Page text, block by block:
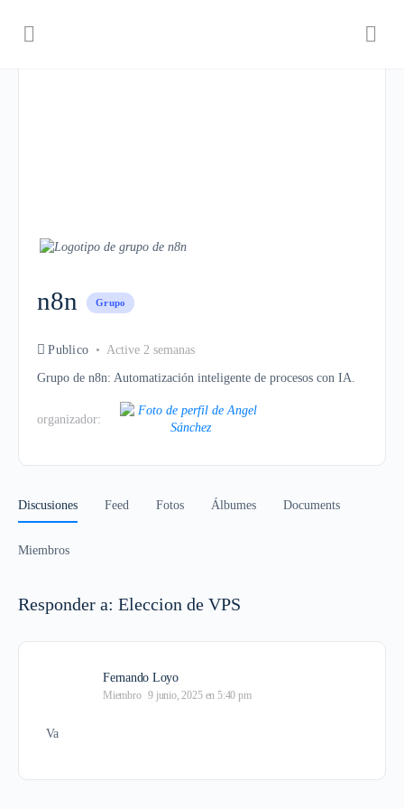
n8n Grupo
Publico Active 2 semanas
Grupo de n8n: Automatización inteligente de procesos con IA.
organizador:
Discusiones Feed Fotos Álbumes Documents
Miembros
Responder a: Eleccion de VPS
Fernando Loyo
Miembro 9 junio, 2025 en 5:40 pm
Va